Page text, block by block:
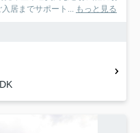
居までサポート... もっと見る